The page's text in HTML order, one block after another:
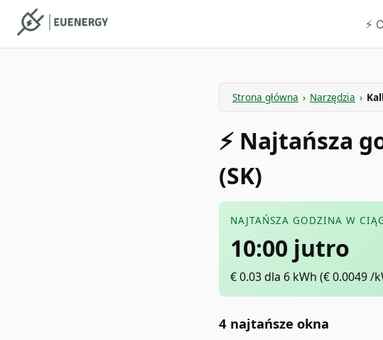
⚡️
Strona główna › Narzędzia ›
⚡️ Najtańsza
(SK)
NAJTAŃSZA GODZINA W
10:00 jutro
€0.03dla 6 kWh (€0.0049/
4 najtańsze okna